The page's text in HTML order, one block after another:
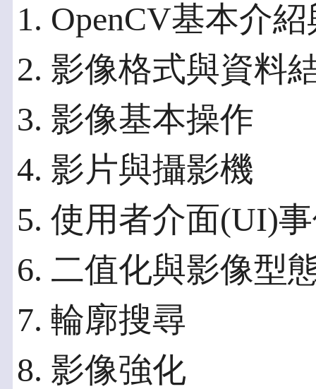
1. OpenCV基本介
2. 影像格式與資料
3. 影像基本操作
4. 影片與攝影機
5. 使用者介面(UI)
6. 二值化與影像型
7. 輪廓搜尋
8. 影像強化